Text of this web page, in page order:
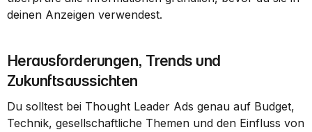
deinen Anzeigen verwendest.
Herausforderungen, Trends und
Zukunftsaussichten
Du solltest bei Thought Leader Ads genau auf Budget,
Technik, gesellschaftliche Themen und den Einfluss von